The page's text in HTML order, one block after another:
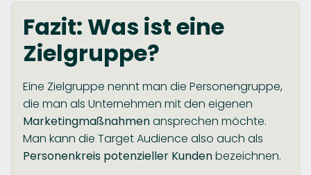
Fazit: Was ist eine
Zielgruppe?
Eine Zielgruppe nennt man die Personengruppe,
die man als Unternehmen mit den eigenen
Marketingmaßnahmenansprechen möchte.
Man kann die Target Audience also auch als
Personenkreis potenzieller Kundenbezeichnen.